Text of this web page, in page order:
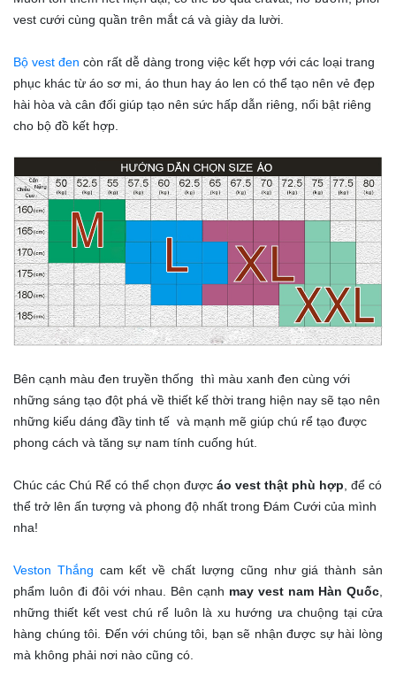
vest cưới cùng quần trên mắt cá và giày da lười.
Bộ vest đen còn rất dễ dàng trong việc kết hợp với các loại trang
phục khác từ áo sơ mi, áo thun hay áo len có thể tạo nên vẻ đẹp
hài hòa và cân đối giúp tạo nên sức hấp dẫn riêng, nổi bật riêng
cho bộ đồ kết hợp.
Bên cạnh màu đen truyền thống thì màu xanh đen cùng với
những sáng tạo đột phá về thiết kế thời trang hiện nay sẽ tạo nên
những kiểu dáng đầy tinh tế và mạnh mẽ giúp chú rể tạo được
phong cách và tăng sự nam tính cuống hút.
Chúc các Chú Rể có thể chọn được áo vest thật phù hợp , để có
thể trở lên ấn tượng và phong độ nhất trong Đám Cưới của mình
nha!
Veston Thắng cam kết về chất lượng cũng như giá thành sản
phẩm luôn đi đôi với nhau. Bên cạnh may vest nam Hàn Quốc
những thiết kết vest chú rể luôn là xu hướng ưa chuộng tại cửa
hàng chúng tôi. Đến với chúng tôi, bạn sẽ nhận được sự hài lòng
mà không phải nơi nào cũng có.